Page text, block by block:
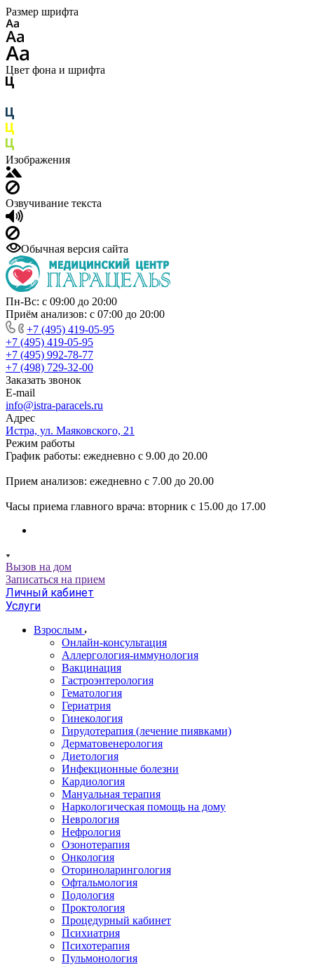
Размер шрифта
Цвет фона и шрифта
Изображения
Озвучивание текста
Обычная версия сайта
Пн-Вс: с 09:00 до 20:00
Приём анализов: с 07:00 до 20:00
+7 (495) 419-05-95
+7 (495) 419-05-95
+7 (495) 992-78-77
+7 (498) 729-32-00
Заказать звонок
E-mail
info@istra-paracels.ru
Адрес
Истра, ул. Маяковского, 21
Режим работы
График работы: ежедневно с 9.00 до 20.00
Прием анализов: ежедневно с 7.00 до 20.00
Часы приема главного врача: вторник с 15.00 до 17.00
Вызов на дом
Записаться на прием
Личный кабинет
Услуги
Взрослым
Онлайн-консультация
Аллергология-иммунология
Вакцинация
Гастроэнтерология
Гематология
Гериатрия
Гинекология
Гирудотерапия (лечение пиявками)
Дерматовенерология
Диетология
Инфекционные болезни
Кардиология
Мануальная терапия
Наркологическая помощь на дому
Неврология
Нефрология
Озонотерапия
Онкология
Оториноларингология
Офтальмология
Подология
Проктология
Процедурный кабинет
Психиатрия
Психотерапия
Пульмонология